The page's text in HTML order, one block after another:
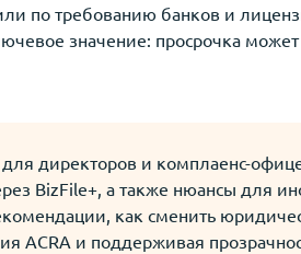
по требованию банков и
значение: просрочка
для директоров и комплаенс-
BizFile+, а также нюансы для
как сменить
ACRA и поддерживая